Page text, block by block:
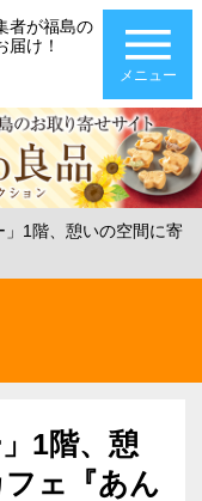
者が福島の
届け！
メニュー
」1階、憩いの空間に寄
1階、憩
ェ『あん